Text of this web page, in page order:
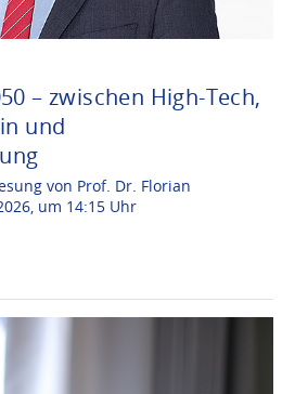
– zwischen High-Tech,
und
von Prof. Dr. Florian
um 14:15 Uhr